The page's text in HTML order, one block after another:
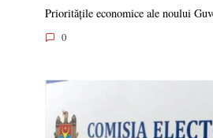
Prioritățile economice ale noului
0